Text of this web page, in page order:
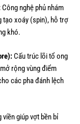
Công nghệ phủ nhám
tạo xoáy (spin), hỗ trợ
khó.
Cấu trúc lõi tổ ong
rộng vùng điểm
các pha đánh lệch
giúp vợt bền bỉ